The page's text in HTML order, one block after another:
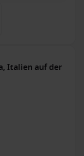
Italien auf der